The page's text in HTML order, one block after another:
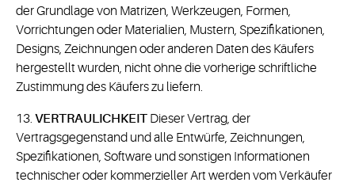
der Grundlage von Matrizen, Werkzeugen, Formen,
Vorrichtungen oder Materialien, Mustern, Spezifikationen,
Designs, Zeichnungen oder anderen Daten des Käufers
hergestellt wurden, nicht ohne die vorherige schriftliche
Zustimmung des Käufers zu liefern.
13. VERTRAULICHKEIT Dieser Vertrag, der
Vertragsgegenstand und alle Entwürfe, Zeichnungen,
Spezifikationen, Software und sonstigen Informationen
technischer oder kommerzieller Art werden vom Verkäufer